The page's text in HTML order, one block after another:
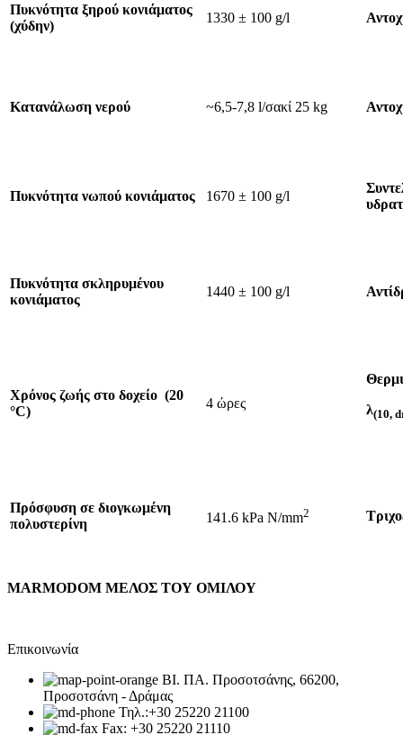
Πυκνότητα ξηρού κονιάματος
(χύδην)
1330 ± 100 g/l
Κατανάλωση νερού ~6,5-7,8 l/σακί 25 kg
Πυκνότητα νωπού κονιάματος 1670 ± 100 g/l
Πυκνότητα σκληρυμένου
κονιάματος
1440 ± 100 g/l
Χρόνος ζωής στο δοχείο (20
°C)
4 ώρες
λ(10,
Πρόσφυση σε διογκωμένη
πολυστερίνη
141.6 kPa N/mm2
MARMODOM ΜΕΛΟΣ ΤΟΥ ΟΜΙΛΟΥ
Επικοινωνία
ΒΙ. ΠΑ. Προσοτσάνης, 66200,
Προσοτσάνη - Δράμας
Τηλ.:+30 25220 21100
Fax: +30 25220 21110